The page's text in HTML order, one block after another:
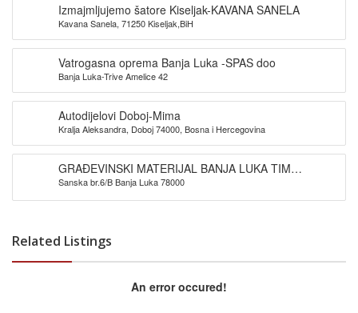
Izmajmljujemo šatore Kiseljak-KAVANA SANELA
Kavana Sanela, 71250 Kiseljak,BiH
Vatrogasna oprema Banja Luka -SPAS doo
Banja Luka-Trive Amelice 42
Autodijelovi Doboj-Mima
Kralja Aleksandra, Doboj 74000, Bosna i Hercegovina
GRAĐEVINSKI MATERIJAL BANJA LUKA TIM
PROMET DOO
Sanska br.6/B Banja Luka 78000
Related Listings
An error occured!